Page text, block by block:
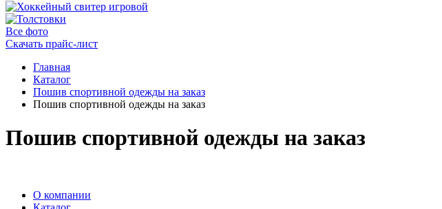
Все фото
Скачать прайс-лист
Главная
Каталог
Пошив спортивной одежды на заказ
Пошив спортивной одежды на заказ
Пошив спортивной одежды на заказ
О компании